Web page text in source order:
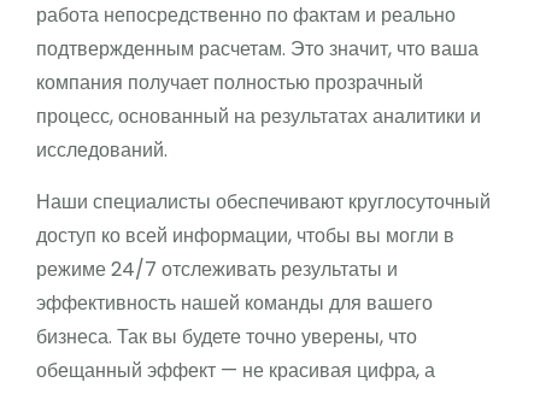
работа непосредственно по фактам и реально
подтвержденным расчетам. Это значит, что ваша
компания получает полностью прозрачный
процесс, основанный на результатах аналитики и
исследований.
Наши специалисты обеспечивают круглосуточный
доступ ко всей информации, чтобы вы могли в
режиме 24/7 отслеживать результаты и
эффективность нашей команды для вашего
бизнеса. Так вы будете точно уверены, что
обещанный эффект — не красивая цифра, а